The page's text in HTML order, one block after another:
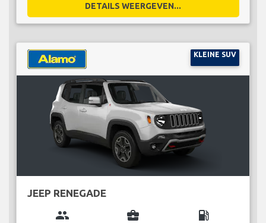
DETAILS WEERGEVEN...
KLEINE SUV
JEEP RENEGADE
group business_center local_gas_station